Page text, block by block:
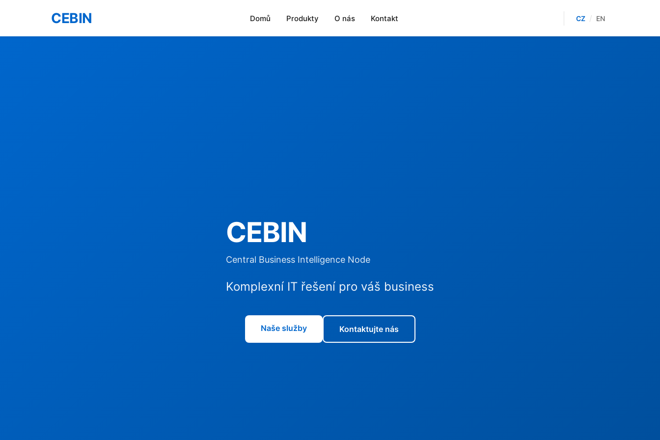
CEBIN Domů Produkty O nás Kontakt CZ / EN
CEBIN
Central Business Intelligence Node
Komplexní IT řešení pro váš business
Naše služby Kontaktujte nás